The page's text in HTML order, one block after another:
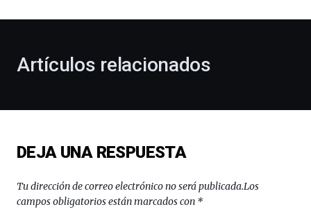
celebración
novena
Bilbo
(BZP),
un
Artículos relacionados
DEJA UNA RESPUESTA
Tu dirección de correo electrónico no será publicada.Los
campos obligatorios están marcados con *